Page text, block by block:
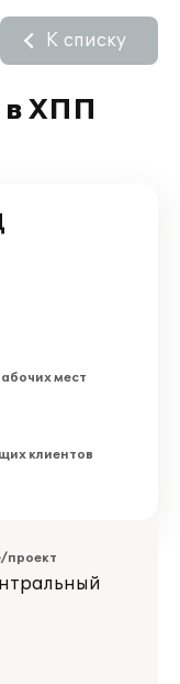
в ХПП
К списку
мест
клиентов
проект